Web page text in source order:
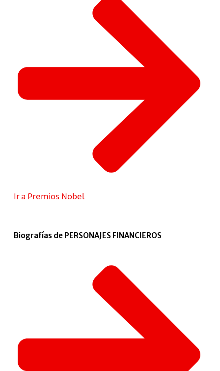
Ir a Premios Nobel
Biografías de PERSONAJES FINANCIEROS